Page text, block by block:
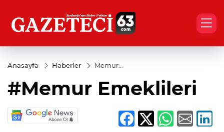
Anasayfa Haberler
Memur
#Memur Emeklileri